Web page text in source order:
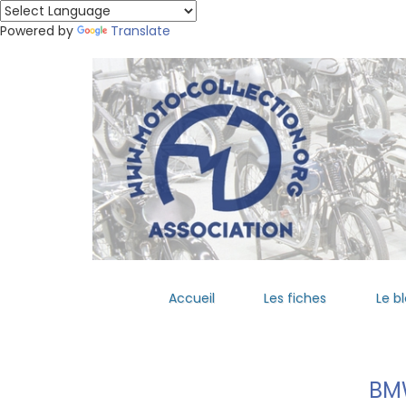
Powered by Translate
Accueil Les fiches Le